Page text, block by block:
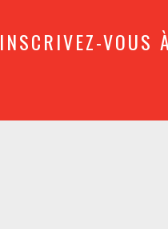
INSCRIVEZ-VOUS